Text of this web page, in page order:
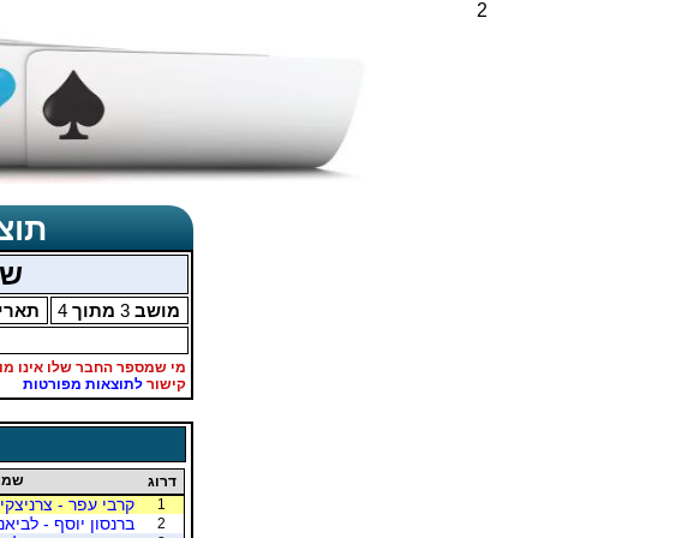
2
מושב 3 מתוך 4
מי שמספר החבר שלו אינו
קישורלתוצאות מפורטות
דרוג
1
קרבי עפר -
2
ברנסון יוסף -